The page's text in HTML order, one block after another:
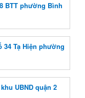
BTT phường Bình
34 Tạ Hiện phường
UBND quận 2